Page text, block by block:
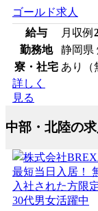
ゴールド求人
給与
月収例
勤務地
静岡県
寮・社宅 あり（
詳しく
見る
中部・北陸の求